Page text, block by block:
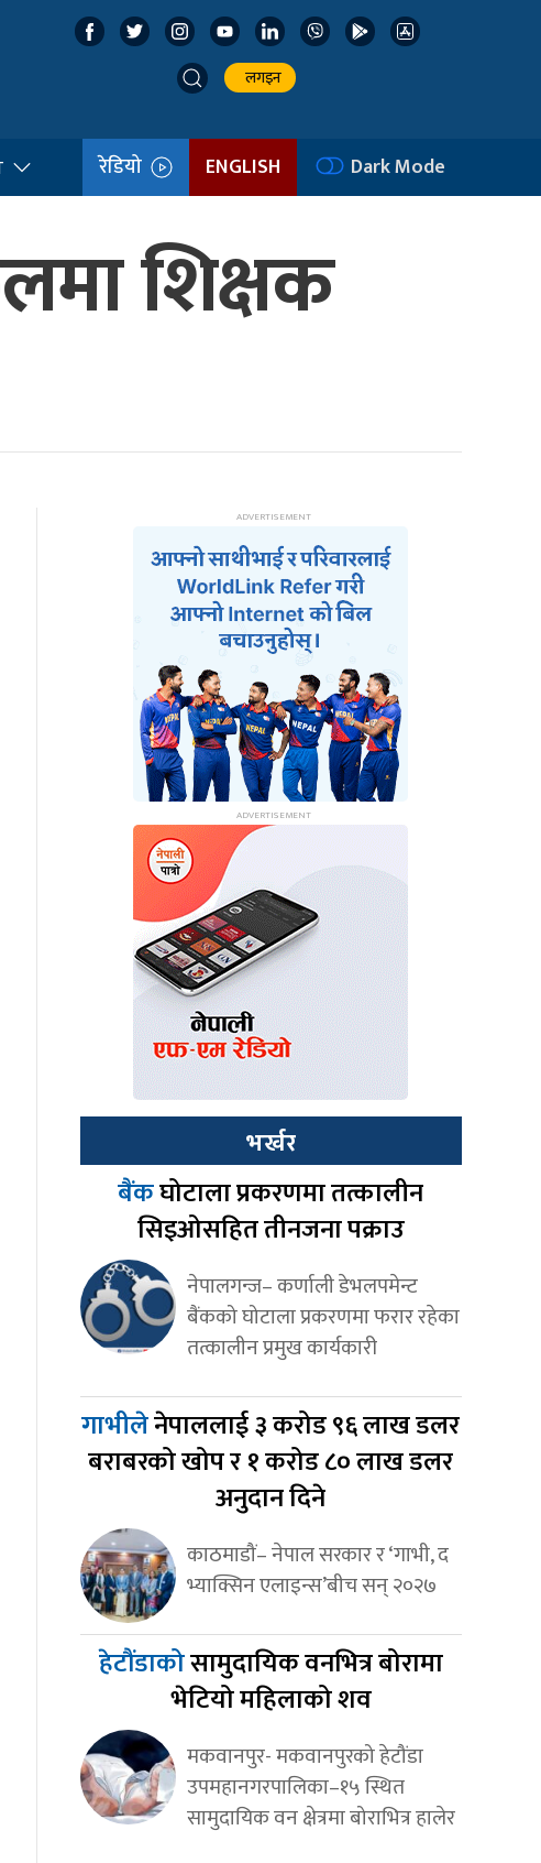
लगइन
रेडियो ENGLISH Dark Mode
शिक्षक
भर्खर
बैंकघोटाला प्रकरणमा तत्कालीन
सिइओसहित तीनजना पक्राउ
नेपालगन्ज– कर्णाली डेभलपमेन्ट
बैंकको घोटाला प्रकरणमा फरार रहेका
तत्कालीन प्रमुख कार्यकारी
गाभीलेनेपाललाई ३ करोड ९६ लाख डलर
बराबरको खोप र १ करोड ८० लाख डलर
अनुदान दिने
काठमाडौं– नेपाल सरकार र ‘गाभी, द
भ्याक्सिन एलाइन्स’बीच सन् २०२७
हेटौंडाकोसामुदायिक वनभित्र बोरामा
भेटियो महिलाको शव
मकवानपुर- मकवानपुरको हेटौंडा
उपमहानगरपालिका–१५ स्थित
सामुदायिक वन क्षेत्रमा बोराभित्र हालेर